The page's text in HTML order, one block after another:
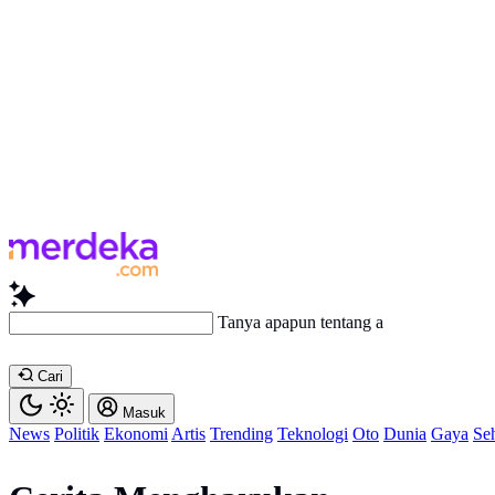
Tanya apapun tentang artikel ini..
Cari
Masuk
News Politik Ekonomi Artis Trending Teknologi Oto Dunia Gaya